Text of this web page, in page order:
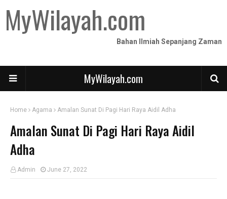
MyWilayah.com
Bahan Ilmiah Sepanjang Zaman
MyWilayah.com
Home Agama Amalan Sunat Di Pagi Hari Raya Aidil Adha
Amalan Sunat Di Pagi Hari Raya Aidil
Adha
Admin June 27, 2022